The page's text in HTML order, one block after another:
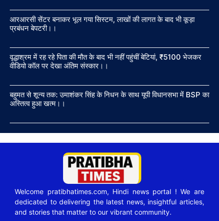
आरआरसी सेंटर बनाकर भूल गया सिस्टम, लाखों की लागत के बाद भी कूड़ा
प्रबंधन बेपटरी।।
वृद्धाश्रम में रह रहे पिता की मौत के बाद भी नहीं पहुंचीं बेटियां, ₹5100 भेजकर
वीडियो कॉल पर देखा अंतिम संस्कार।।
बहुमत से शून्य तक: उमाशंकर सिंह के निधन के साथ यूपी विधानसभा में BSP का
अस्तित्व हुआ खत्म।।
Welcome pratibhatimes.com, Hindi news portal ! We are
dedicated to delivering the latest news, insightful articles,
and stories that matter to our vibrant community.